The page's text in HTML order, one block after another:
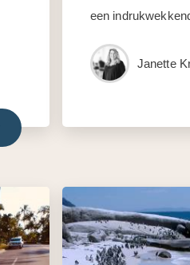
een
Janette